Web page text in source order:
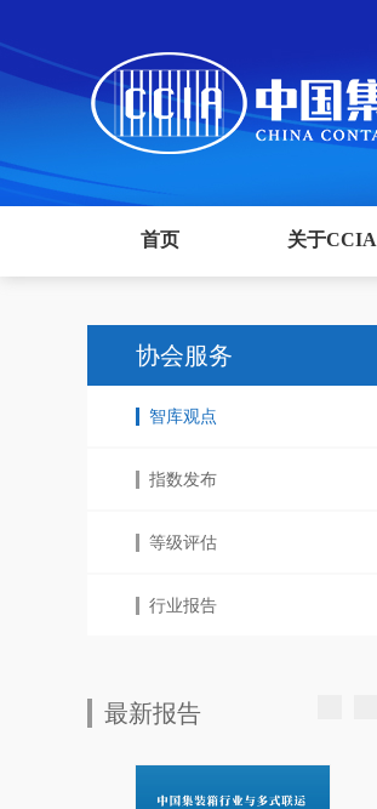
首页 关于CCIA
协会服务
智库观点
指数发布
等级评估
行业报告
最新报告